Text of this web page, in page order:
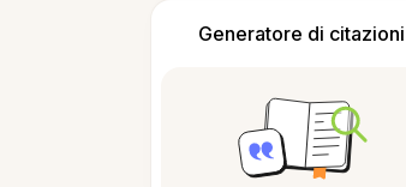
Generatore di citazioni